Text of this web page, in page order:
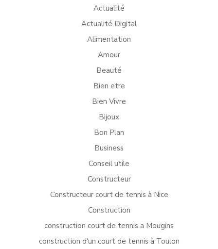
Actualité
Actualité Digital
Alimentation
Amour
Beauté
Bien etre
Bien Vivre
Bijoux
Bon Plan
Business
Conseil utile
Constructeur
Constructeur court de tennis à Nice
Construction
construction court de tennis a Mougins
construction d'un court de tennis à Toulon